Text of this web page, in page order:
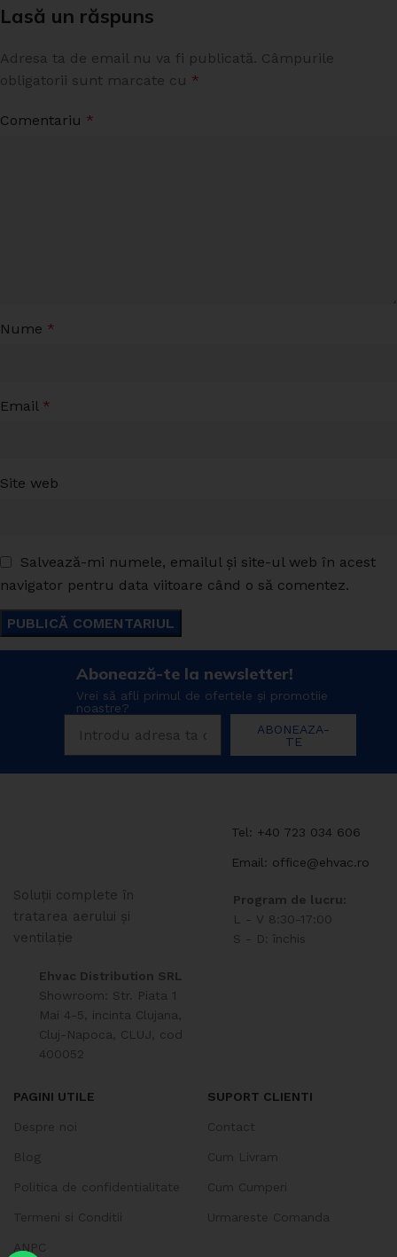
Lasă un răspuns
Adresa ta de email nu va fi publicată. Câmpurile
obligatorii sunt marcate cu *
Comentariu *
Nume *
Email *
Site web
Salvează-mi numele, emailul și site-ul web în acest
navigator pentru data viitoare când o să comentez.
Abonează-te la newsletter!
Vrei să afli primul de ofertele și promotiie
noastre?
ABONEAZA-
TE
Soluții complete în
tratarea aerului și
ventilație
Ehvac Distribution SRL
Showroom: Str. Piata 1
Mai 4-5, incinta Clujana,
Cluj-Napoca, CLUJ, cod
400052
Tel: +40 723 034 606
Email: office@ehvac.ro
Program de lucru:
L - V 8:30-17:00
S - D: închis
PAGINI UTILE
Despre noi
Blog
Politica de confidentialitate
Termeni si Conditii
ANPC
SUPORT CLIENTI
Contact
Cum Livram
Cum Cumperi
Urmareste Comanda